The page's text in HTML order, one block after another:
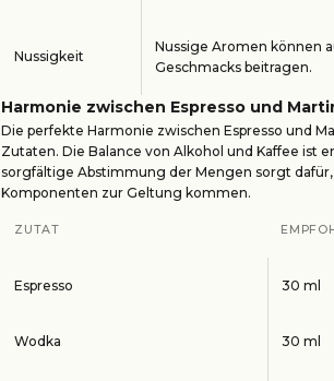
Nussigkeit
Nussige Aromen können
Geschmacks beitragen.
Harmonie zwischen Espresso und
Die perfekte Harmonie zwischen Espresso und
Zutaten. Die Balance von Alkohol und Kaffee ist
sorgfältige Abstimmung der Mengen sorgt
Komponenten zur Geltung kommen.
ZUTAT
Espresso 30 ml
Wodka 30 ml